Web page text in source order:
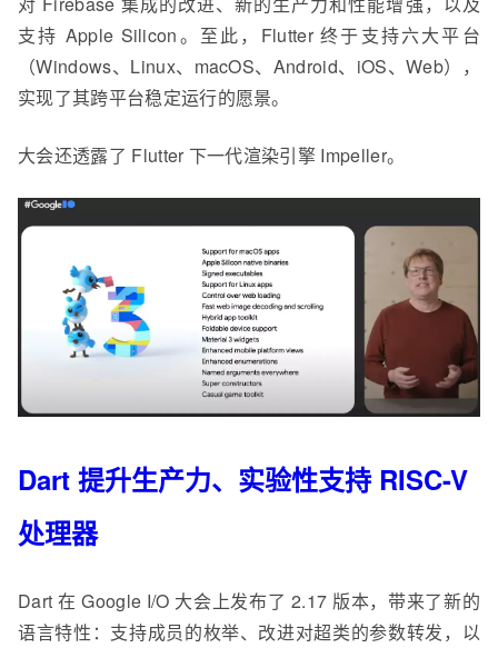
支持 Apple Silicon。至此，Flutter 终于支持六大平台
（Windows、Linux、macOS、Android、iOS、Web），
实现了其跨平台稳定运行的愿景。
大会还透露了 Flutter 下一代渲染引擎 Impeller。
Dart 提升生产力、实验性支持 RISC-V
处理器
Dart 在 Google I/O 大会上发布了 2.17 版本，带来了新的
语言特性：支持成员的枚举、改进对超类的参数转发，以